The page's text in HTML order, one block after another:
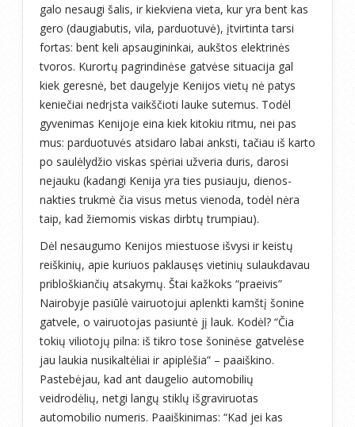
galo nesaugi šalis, ir kiekviena vieta, kur yra bent kas
gero (daugiabutis, vila, parduotuvė), įtvirtinta tarsi
fortas: bent keli apsaugininkai, aukštos elektrinės
tvoros. Kurortų pagrindinėse gatvėse situacija gal
kiek geresnė, bet daugelyje Kenijos vietų nė patys
keniečiai nedrįsta vaikščioti lauke sutemus. Todėl
gyvenimas Kenijoje eina kiek kitokiu ritmu, nei pas
mus: parduotuvės atsidaro labai anksti, tačiau iš karto
po saulėlydžio viskas spėriai užveria duris, darosi
nejauku (kadangi Kenija yra ties pusiauju, dienos-
nakties trukmė čia visus metus vienoda, todėl nėra
taip, kad žiemomis viskas dirbtų trumpiau).
Dėl nesaugumo Kenijos miestuose išvysi ir keistų
reiškinių, apie kuriuos paklausęs vietinių sulaukdavau
pribloškiančių atsakymų. Štai kažkoks “praeivis”
Nairobyje pasiūlė vairuotojui aplenkti kamštį šonine
gatvele, o vairuotojas pasiuntė jį lauk. Kodėl? “Čia
tokių viliotojų pilna: iš tikro tose šoninėse gatvelėse
jau laukia nusikaltėliai ir apiplėšia” – paaiškino.
Pastebėjau, kad ant daugelio automobilių
veidrodėlių, netgi langų stiklų išgraviruotas
automobilio numeris. Paaiškinimas: “Kad jei kas